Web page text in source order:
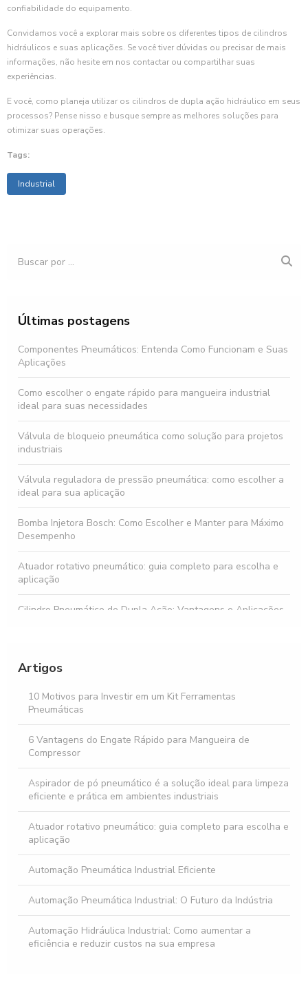
confiabilidade do equipamento.
Convidamos você a explorar mais sobre os diferentes tipos de cilindros
hidráulicos e suas aplicações. Se você tiver dúvidas ou precisar de mais
informações, não hesite em nos contactar ou compartilhar suas
experiências.
E você, como planeja utilizar os cilindros de dupla ação hidráulico em seus
processos? Pense nisso e busque sempre as melhores soluções para
otimizar suas operações.
Tags:
Industrial
Últimas postagens
Componentes Pneumáticos: Entenda Como Funcionam e Suas
Aplicações
Como escolher o engate rápido para mangueira industrial
ideal para suas necessidades
Válvula de bloqueio pneumática como solução para projetos
industriais
Válvula reguladora de pressão pneumática: como escolher a
ideal para sua aplicação
Bomba Injetora Bosch: Como Escolher e Manter para Máximo
Desempenho
Atuador rotativo pneumático: guia completo para escolha e
aplicação
Cilindro Pneumático de Dupla Ação: Vantagens e Aplicações
Cilindro Dupla Ação: O Guia Completo para Escolher e Usar
Artigos
10 Motivos para Investir em um Kit Ferramentas
Pneumáticas
6 Vantagens do Engate Rápido para Mangueira de
Compressor
Aspirador de pó pneumático é a solução ideal para limpeza
eficiente e prática em ambientes industriais
Atuador rotativo pneumático: guia completo para escolha e
aplicação
Automação Pneumática Industrial Eficiente
Automação Pneumática Industrial: O Futuro da Indústria
Automação Hidráulica Industrial: Como aumentar a
eficiência e reduzir custos na sua empresa